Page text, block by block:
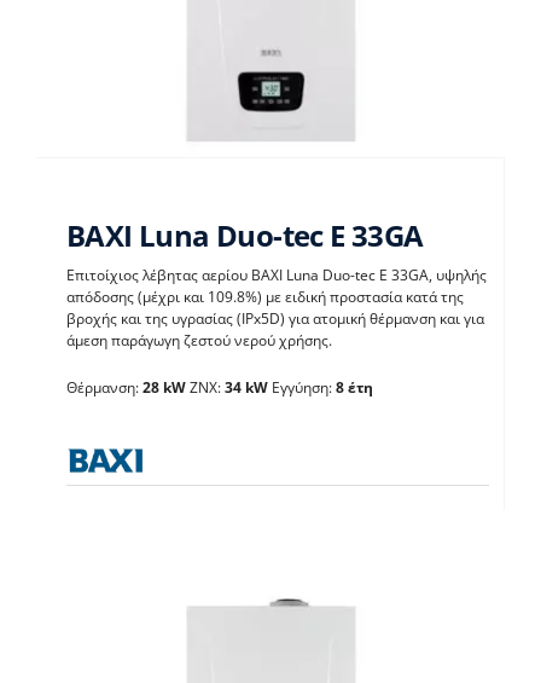
BAXI Luna Duo-tec E
33GA
BAXI Luna Duo-tec E 33GA
Επιτοίχιος λέβητας αερίου BAXI Luna Duo-tec E 33GA, υψηλής
απόδοσης (μέχρι και 109.8%) με ειδική προστασία κατά της
βροχής και της υγρασίας (IPx5D) για ατομική θέρμανση και για
άμεση παράγωγη ζεστού νερού χρήσης.
Θέρμανση:28 kWΖΝΧ:34 kWΕγγύηση:8 έτη